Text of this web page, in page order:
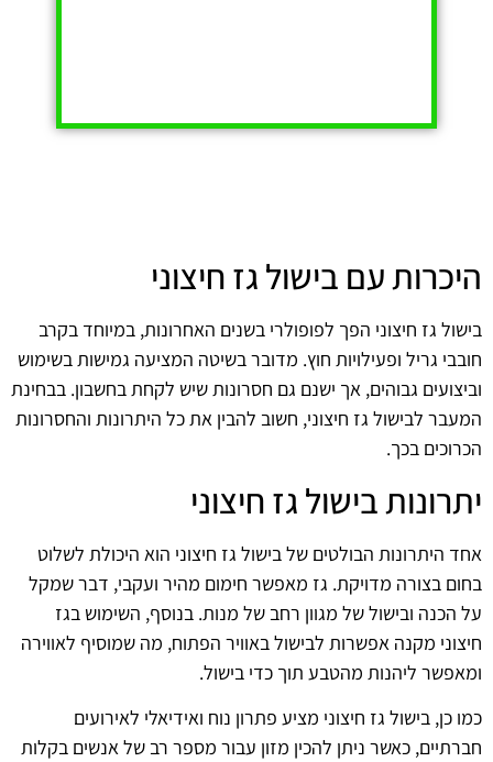
היכרות עם בישול גז חיצוני
בישול גז חיצוני הפך לפופולרי בשנים האחרונות, במיוחד בקרב
חובבי גריל ופעילויות חוץ. מדובר בשיטה המציעה גמישות בשימוש
וביצועים גבוהים, אך ישנם גם חסרונות שיש לקחת בחשבון. בבחינת
המעבר לבישול גז חיצוני, חשוב להבין את כל היתרונות והחסרונות
הכרוכים בכך.
יתרונות בישול גז חיצוני
אחד היתרונות הבולטים של בישול גז חיצוני הוא היכולת לשלוט
בחום בצורה מדויקת. גז מאפשר חימום מהיר ועקבי, דבר שמקל
על הכנה ובישול של מגוון רחב של מנות. בנוסף, השימוש בגז
חיצוני מקנה אפשרות לבישול באוויר הפתוח, מה שמוסיף לאווירה
ומאפשר ליהנות מהטבע תוך כדי בישול.
כמו כן, בישול גז חיצוני מציע פתרון נוח ואידיאלי לאירועים
חברתיים, כאשר ניתן להכין מזון עבור מספר רב של אנשים בקלות